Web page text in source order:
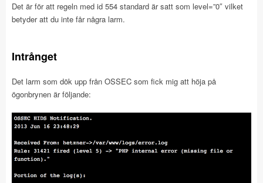
Det är för att regeln med id 554 standard är satt som level=”0″ vilket
betyder att du inte får några larm.
Intrånget
Det larm som dök upp från OSSEC som fick mig att höja på
ögonbrynen är följande: